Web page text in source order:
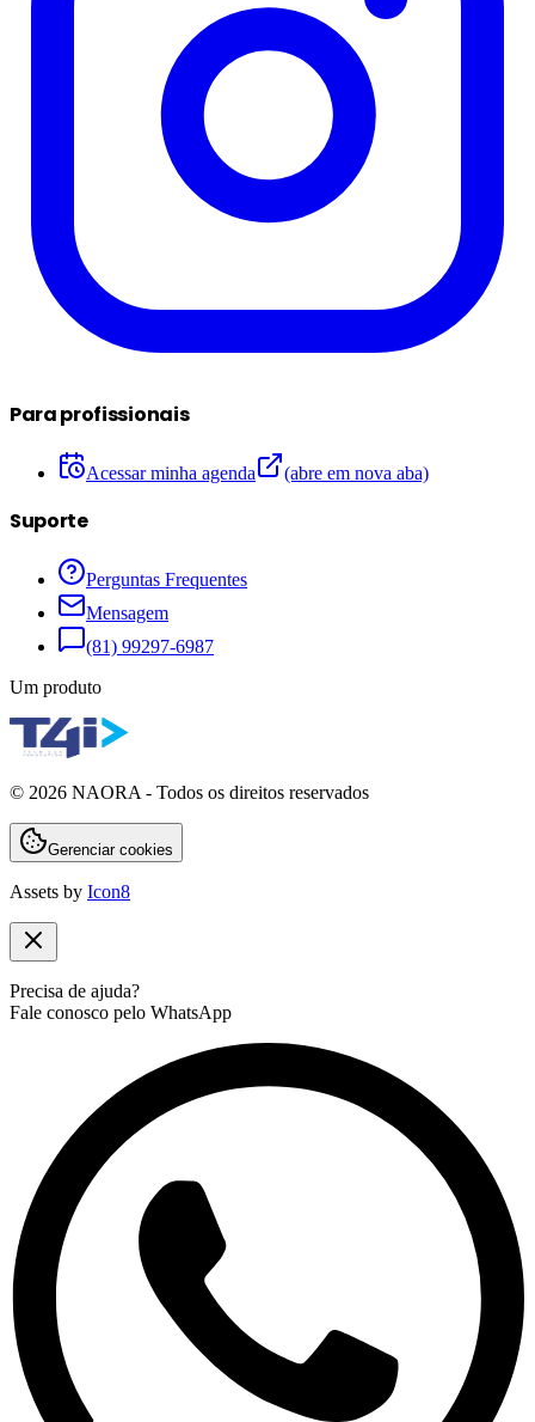
Para profissionais
Acessar minha agenda (abre em nova aba)
Suporte
Perguntas Frequentes
Mensagem
(81) 99297-6987
Um produto
© 2026 NAORA - Todos os direitos reservados
Gerenciar cookies
Assets by Icon8
Precisa de ajuda?
Fale conosco pelo WhatsApp